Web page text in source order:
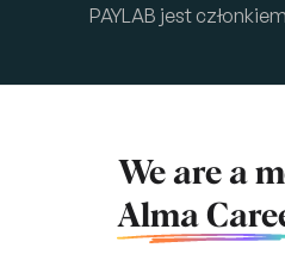
PAYLAB jest
We are a
Alma